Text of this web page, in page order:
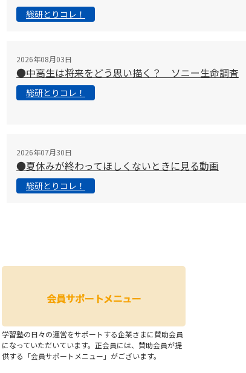
総研とりコレ！
2026年08月03日
●中高生は将来をどう思い描く？ ソニー生命調査
総研とりコレ！
2026年07月30日
●夏休みが終わってほしくないときに見る動画
総研とりコレ！
学習塾の日々の運営をサポートする企業さまに賛助会員
になっていただいています。正会員には、賛助会員が提
供する「会員サポートメニュー」がございます。